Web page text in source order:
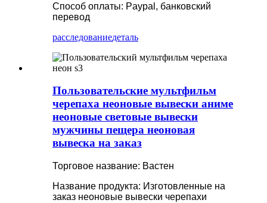
Способ оплаты: Paypal, банковский
перевод
расследованиедеталь
Пользовательские мультфильм
черепаха неоновые вывески аниме
неоновые световые вывески
мужчины пещера неоновая
вывеска на заказ
Торговое название: Вастен
Название продукта: Изготовленные на
заказ неоновые вывески черепахи